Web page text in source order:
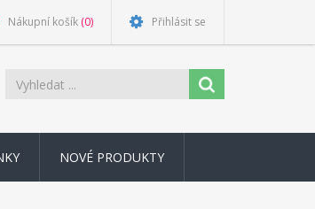
Nákupní košík (0) Přihlásit se
NOVÉ PRODUKTY